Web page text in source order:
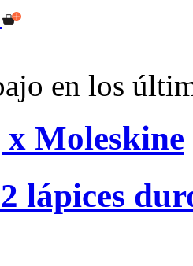
en los
Moleskine
lápices